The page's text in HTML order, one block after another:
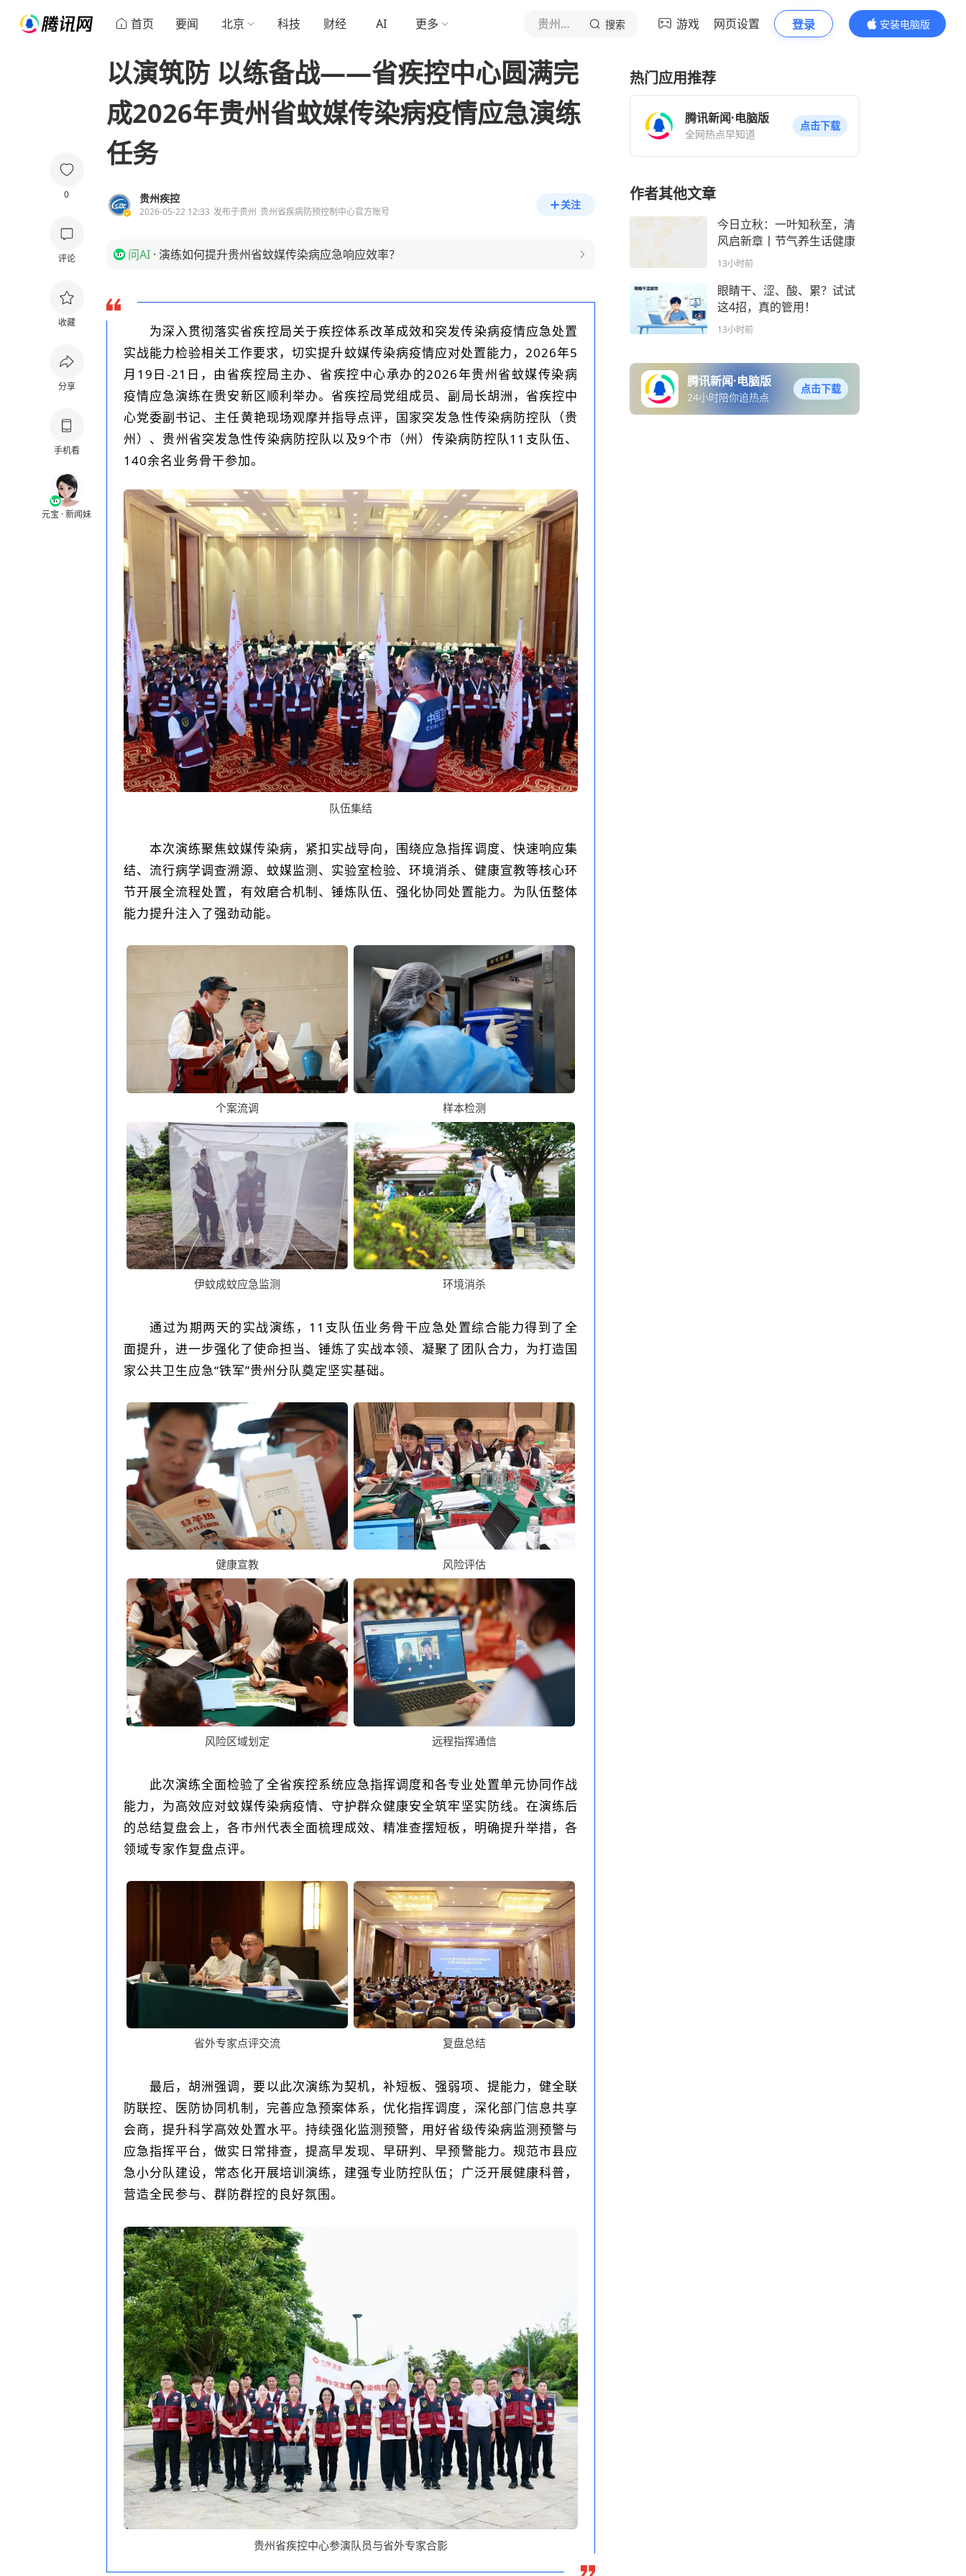
首页 要闻 北京 科技 财经 AI 更多 贵州疾控 搜索 游戏 网页设置 登录
安装电脑版
内容更精彩
0
评论
收藏
分享
手机看
元宝 · 新闻妹
以演筑防 以练备战——省疾控中心圆满完
成2026年贵州省蚊媒传染病疫情应急演练
任务
贵州疾控
2026-05-22 12:33 发布于贵州 贵州省疾病防预控制中心官方账号
关注
问AI · 演练如何提升贵州省蚊媒传染病应急响应效率？
为深入贯彻落实省疾控局关于疾控体系改革成效和突发传染病疫情应急处置
实战能力检验相关工作要求，切实提升蚊媒传染病疫情应对处置能力，2026年5
月19日-21日，由省疾控局主办、省疾控中心承办的2026年贵州省蚊媒传染病
疫情应急演练在贵安新区顺利举办。省疾控局党组成员、副局长胡洲，省疾控中
心党委副书记、主任黄艳现场观摩并指导点评，国家突发急性传染病防控队（贵
州）、贵州省突发急性传染病防控队以及9个市（州）传染病防控队11支队伍、
140余名业务骨干参加。
队伍集结
本次演练聚焦蚊媒传染病，紧扣实战导向，围绕应急指挥调度、快速响应集
结、流行病学调查溯源、蚊媒监测、实验室检验、环境消杀、健康宣教等核心环
节开展全流程处置，有效磨合机制、锤炼队伍、强化协同处置能力。为队伍整体
能力提升注入了强劲动能。
个案流调 样本检测
伊蚊成蚊应急监测 环境消杀
通过为期两天的实战演练，11支队伍业务骨干应急处置综合能力得到了全
面提升，进一步强化了使命担当、锤炼了实战本领、凝聚了团队合力，为打造国
家公共卫生应急“铁军”贵州分队奠定坚实基础。
健康宣教 风险评估
风险区域划定 远程指挥通信
此次演练全面检验了全省疾控系统应急指挥调度和各专业处置单元协同作战
能力，为高效应对蚊媒传染病疫情、守护群众健康安全筑牢坚实防线。在演练后
的总结复盘会上，各市州代表全面梳理成效、精准查摆短板，明确提升举措，各
领域专家作复盘点评。
省外专家点评交流 复盘总结
最后，胡洲强调，要以此次演练为契机，补短板、强弱项、提能力，健全联
防联控、医防协同机制，完善应急预案体系，优化指挥调度，深化部门信息共享
会商，提升科学高效处置水平。持续强化监测预警，用好省级传染病监测预警与
应急指挥平台，做实日常排查，提高早发现、早研判、早预警能力。规范市县应
急小分队建设，常态化开展培训演练，建强专业防控队伍；广泛开展健康科普，
营造全民参与、群防群控的良好氛围。
贵州省疾控中心参演队员与省外专家合影
热门应用推荐
腾讯新闻·电脑版
全网热点早知道
点击下载
作者其他文章
今日立秋：一叶知秋至，清
风启新章丨节气养生话健康
13小时前
眼睛干、涩、酸、累？试试
这4招，真的管用！
13小时前
腾讯新闻·电脑版
24小时陪你追热点
点击下载